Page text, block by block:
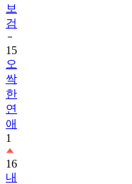
보
검
15
오
싹
한
연
애
1
16
내